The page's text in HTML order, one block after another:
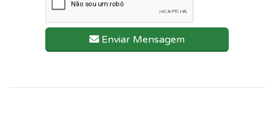
Enviar Mensagem